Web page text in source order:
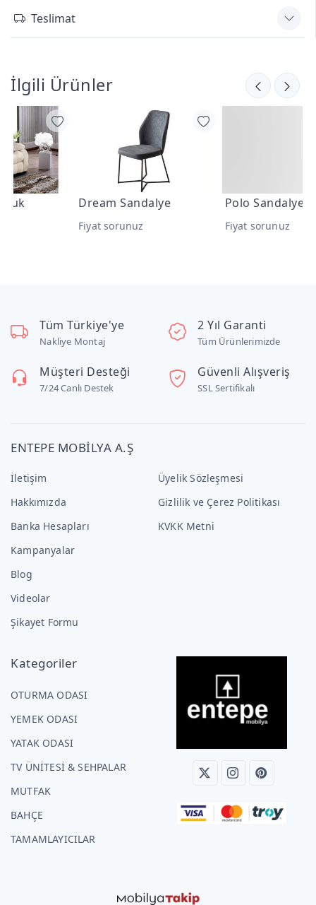
Teslimat
İlgili Ürünler
Dream Sandalye
Fiyat sorunuz
Polo Sandalye
Fiyat sorunuz
Tüm Türkiye'ye
Nakliye Montaj
2 Yıl Garanti
Tüm Ürünlerimizde
Müşteri Desteği
7/24 Canlı Destek
Güvenli Alışveriş
SSL Sertifikalı
ENTEPE MOBİLYA A.Ş
İletişim
Hakkımızda
Banka Hesapları
Kampanyalar
Blog
Videolar
Şikayet Formu
Üyelik Sözleşmesi
Gizlilik ve Çerez Politikası
KVKK Metni
Kategoriler
OTURMA ODASI
YEMEK ODASI
YATAK ODASI
TV ÜNİTESİ & SEHPALAR
MUTFAK
BAHÇE
TAMAMLAYICILAR